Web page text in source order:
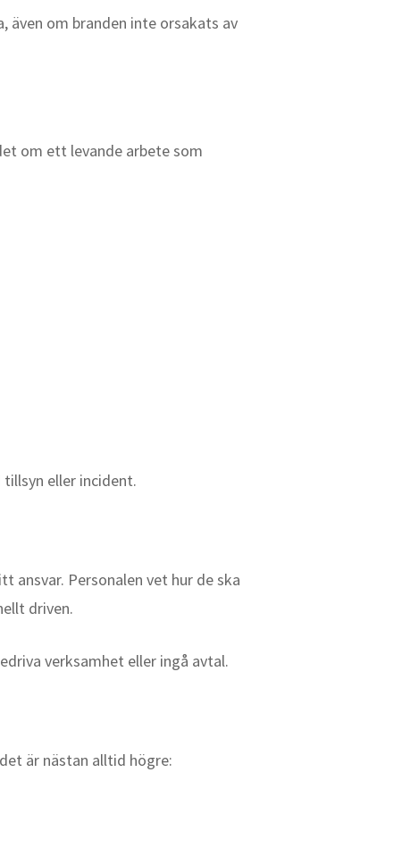
även om branden inte orsakats av
om ett levande arbete som
eller incident.
ansvar. Personalen vet hur de ska
driven.
verksamhet eller ingå avtal.
är nästan alltid högre: